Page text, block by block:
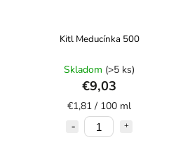
Kitl Meducínka 500
Skladom (>5 ks)
€9,03
€1,81 / 100 ml